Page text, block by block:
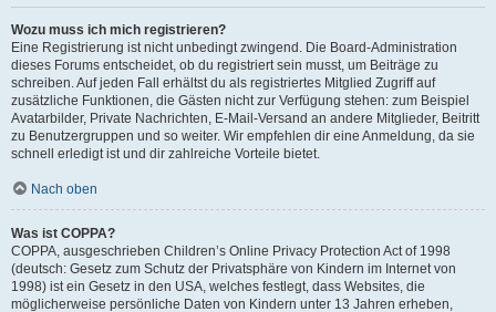
Wozu muss ich mich registrieren?
Eine Registrierung ist nicht unbedingt zwingend. Die Board-Administration
dieses Forums entscheidet, ob du registriert sein musst, um Beiträge zu
schreiben. Auf jeden Fall erhältst du als registriertes Mitglied Zugriff auf
zusätzliche Funktionen, die Gästen nicht zur Verfügung stehen: zum Beispiel
Avatarbilder, Private Nachrichten, E-Mail-Versand an andere Mitglieder, Beitritt
zu Benutzergruppen und so weiter. Wir empfehlen dir eine Anmeldung, da sie
schnell erledigt ist und dir zahlreiche Vorteile bietet.
Nach oben
Was ist COPPA?
COPPA, ausgeschrieben Children’s Online Privacy Protection Act of 1998
(deutsch: Gesetz zum Schutz der Privatsphäre von Kindern im Internet von
1998) ist ein Gesetz in den USA, welches festlegt, dass Websites, die
möglicherweise persönliche Daten von Kindern unter 13 Jahren erheben,